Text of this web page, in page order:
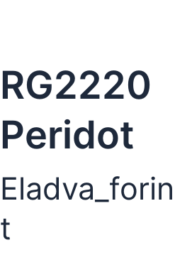
RG2220
Peridot
Eladva_forin
t